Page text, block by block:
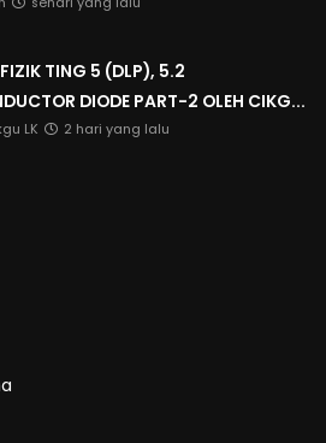
TING 5 (DLP), 5.2
DIODE PART-2 OLEH CIKG...
LK 2 hari yang lalu